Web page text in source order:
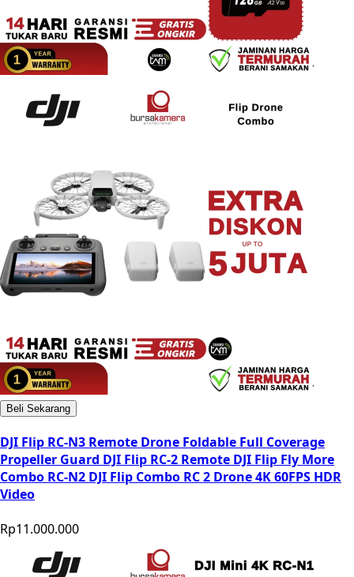
Beli Sekarang
DJI Flip RC-N3 Remote Drone Foldable Full Coverage
Propeller Guard DJI Flip RC-2 Remote DJI Flip Fly More
Combo RC-N2 DJI Flip Combo RC 2 Drone 4K 60FPS HDR
Video
Rp11.000.000